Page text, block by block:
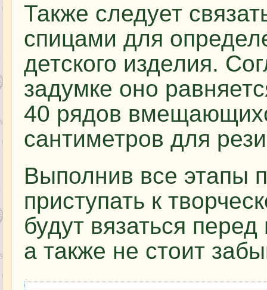
Также следует
спицами для
детского изделия.
задумке оно
40 рядов
сантиметров для
Выполнив все этапы
приступать к
будут вязаться
а также не стоит